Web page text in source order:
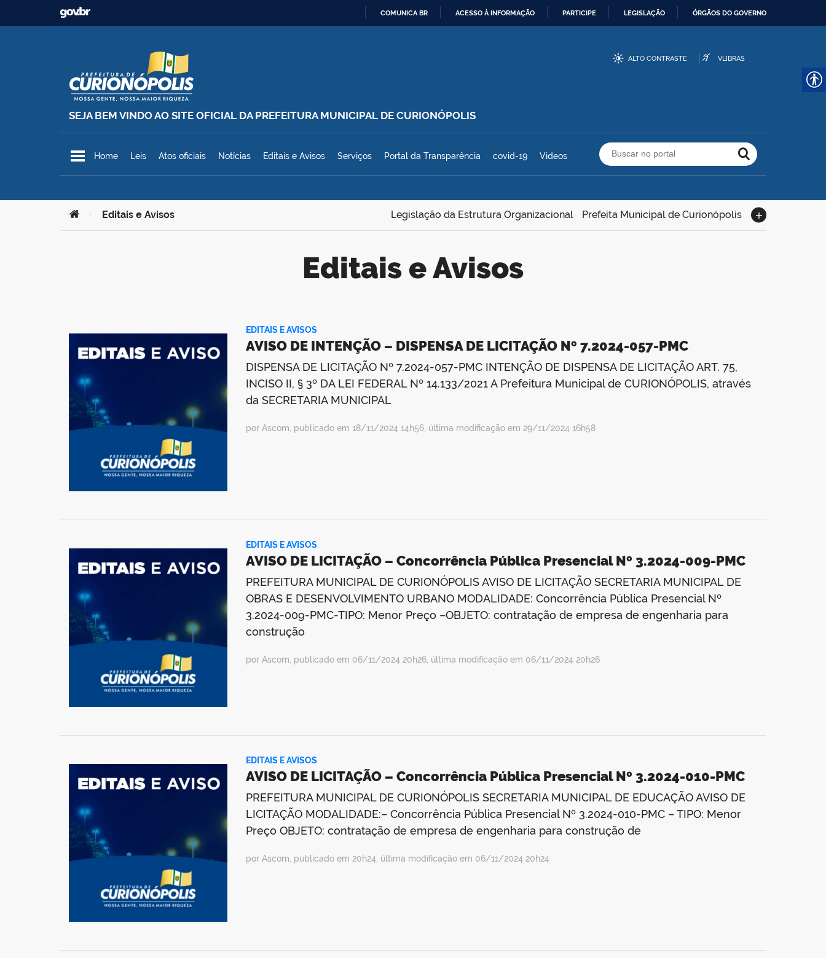
Ir para o conteúdo COMUNICA BR ACESSO À INFORMAÇÃO PARTICIPE LEGISLAÇÃO ÓRGÃOS DO GOVERNO
SEJA BEM VINDO AO SITE OFICIAL DA PREFEITURA MUNICIPAL DE CURIONÓPOLIS
Prefeitura Municipal de Curionópolis
ALTO CONTRASTE VLIBRAS
Home Leis Atos oficiais Notícias Editais e Avisos Serviços Portal da Transparência covid-19 Videos Buscar no portal
Você está aqui:
Editais e Avisos Legislação da Estrutura Organizacional Prefeita Municipal de Curionópolis
Editais e Avisos
EDITAIS E AVISOS
AVISO DE INTENÇÃO – DISPENSA DE LICITAÇÃO Nº 7.2024-057-PMC
DISPENSA DE LICITAÇÃO Nº 7.2024-057-PMC INTENÇÃO DE DISPENSA DE LICITAÇÃO ART. 75,
INCISO II, § 3º DA LEI FEDERAL Nº 14.133/2021 A Prefeitura Municipal de CURIONÓPOLIS, através
da SECRETARIA MUNICIPAL
por Ascom, publicado em 18/11/2024 14h56, última modificação em 29/11/2024 16h58
EDITAIS E AVISOS
AVISO DE LICITAÇÃO – Concorrência Pública Presencial Nº 3.2024-009-PMC
PREFEITURA MUNICIPAL DE CURIONÓPOLIS AVISO DE LICITAÇÃO SECRETARIA MUNICIPAL DE
OBRAS E DESENVOLVIMENTO URBANO MODALIDADE: Concorrência Pública Presencial Nº
3.2024-009-PMC-TIPO: Menor Preço –OBJETO: contratação de empresa de engenharia para
construção
por Ascom, publicado em 06/11/2024 20h26, última modificação em 06/11/2024 20h26
EDITAIS E AVISOS
AVISO DE LICITAÇÃO – Concorrência Pública Presencial Nº 3.2024-010-PMC
PREFEITURA MUNICIPAL DE CURIONÓPOLIS SECRETARIA MUNICIPAL DE EDUCAÇÃO AVISO DE
LICITAÇÃO MODALIDADE:– Concorrência Pública Presencial Nº 3.2024-010-PMC – TIPO: Menor
Preço OBJETO: contratação de empresa de engenharia para construção de
por Ascom, publicado em 20h24, última modificação em 06/11/2024 20h24